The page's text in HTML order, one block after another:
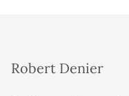
Robert Denier